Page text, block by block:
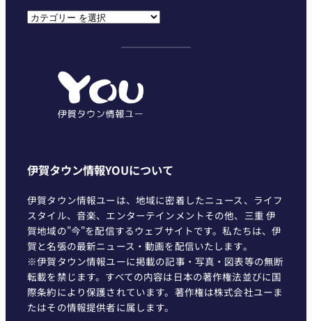
カ
伊賀タウン情報YOUについて
伊賀タウン情報ユーは、地域に密着したニュース、ライフ
スタイル、音楽、エンターテインメントその他、三重 伊
賀地域の"今"を配信するウェブサイトです。私たちは、伊
賀と名張の最新ニュース・動画を配信いたします。
※伊賀タウン情報ユーに掲載の記事・写真・図表等の無断
転載を禁じます。すべての内容は日本の著作権法並びに国
際条約により保護されています。著作権は株式会社ユーま
たはその情報提供者に属します。